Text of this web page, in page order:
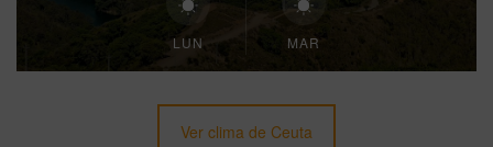
LUN MAR
Ver clima de Ceuta